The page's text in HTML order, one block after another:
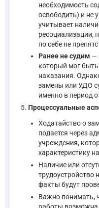
необходимость
освободить) и не
учитывает
ресоциализации,
по себе не
Ранее не судим —
который мог быть
наказания.
замены или УДО
именно в период
Процессуальные
Ходатайство о
подается через
учреждения,
характеристику
Наличие или
трудоустройство
факты будут
Важно понимать,
работы возможна